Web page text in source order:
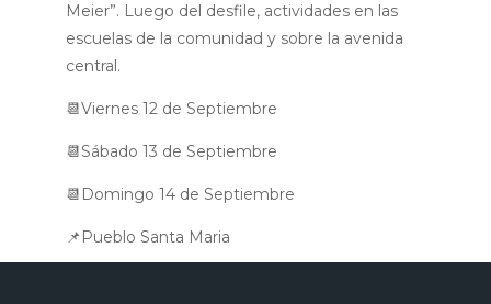
Meier”. Luego del desfile, actividades en las
escuelas de la comunidad y sobre la avenida
central.
📆Viernes 12 de Septiembre
📆Sábado 13 de Septiembre
📆Domingo 14 de Septiembre
📌Pueblo Santa Maria